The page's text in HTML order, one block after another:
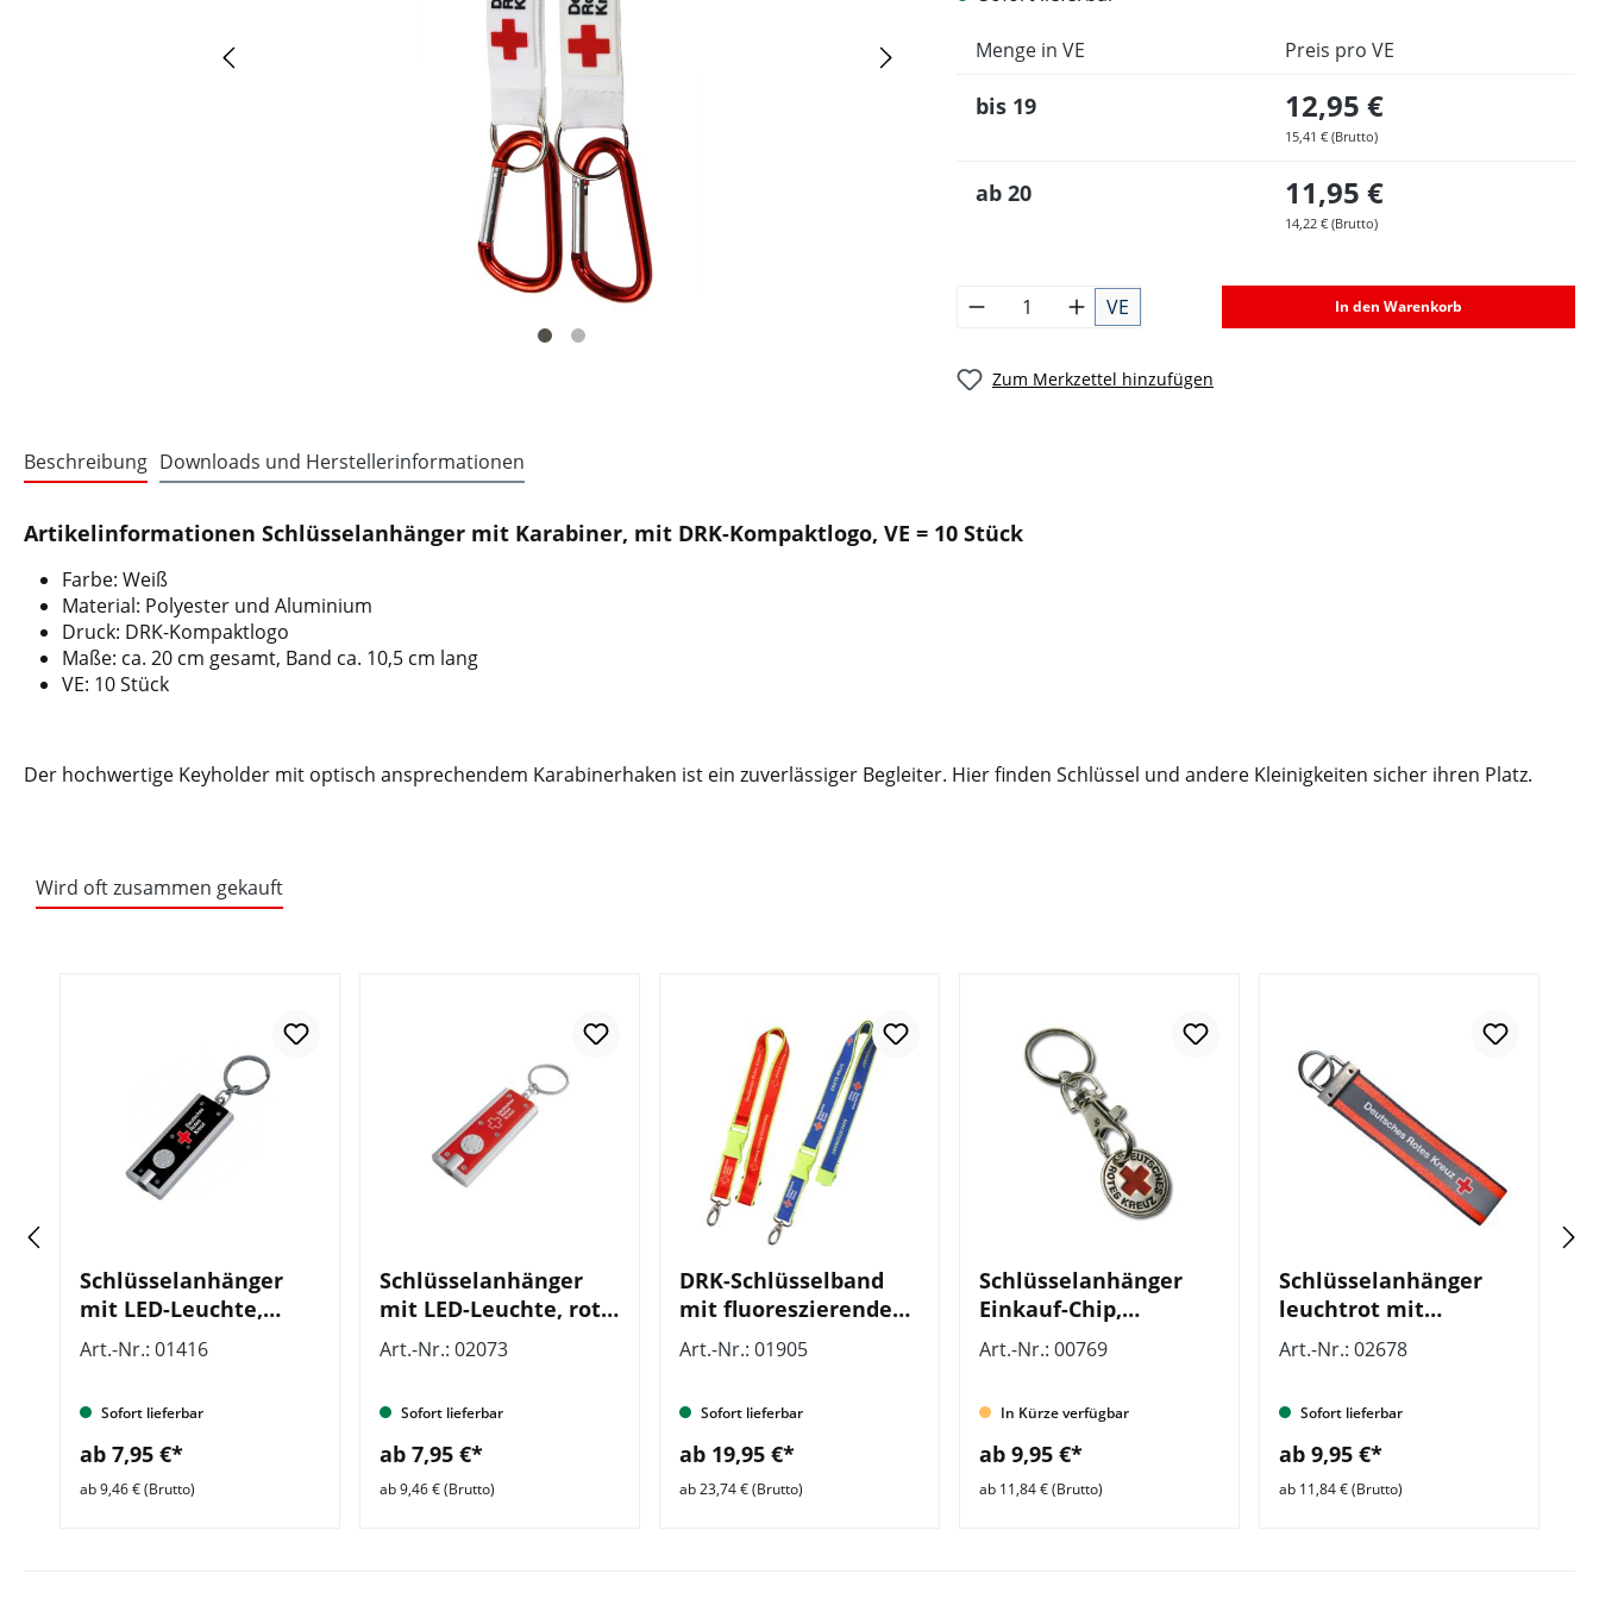
Menge in VE Preis pro VE
bis 19 12,95 €
15,41 € (Brutto)
ab 20 11,95 €
14,22 € (Brutto)
VE In den Warenkorb
Zum Merkzettel hinzufügen
Beschreibung Downloads und Herstellerinformationen
Artikelinformationen Schlüsselanhänger mit Karabiner, mit DRK-Kompaktlogo, VE = 10 Stück
Farbe: Weiß
Material: Polyester und Aluminium
Druck: DRK-Kompaktlogo
Maße: ca. 20 cm gesamt, Band ca. 10,5 cm lang
VE: 10 Stück
Der hochwertige Keyholder mit optisch ansprechendem Karabinerhaken ist ein zuverlässiger Begleiter. Hier finden Schlüssel und andere Kleinigkeiten sicher ihren Platz.
Wird oft zusammen gekauft
Schlüsselanhänger
mit LED-Leuchte,
schwarz, VE = 10 Stück
Art.-Nr.: 01416
Sofort lieferbar
ab 7,95 €*
ab 9,46 € (Brutto)
Schlüsselanhänger
mit LED-Leuchte, rot,
VE = 10 Stück
Art.-Nr.: 02073
Sofort lieferbar
ab 7,95 €*
ab 9,46 € (Brutto)
DRK-Schlüsselband
mit fluoreszierendem
Druck, VE = 10 Stück
Art.-Nr.: 01905
Sofort lieferbar
ab 19,95 €*
ab 23,74 € (Brutto)
Schlüsselanhänger
Einkauf-Chip,
Material: Metall, VE =
10 Stück
Art.-Nr.: 00769
In Kürze verfügbar
ab 9,95 €*
ab 11,84 € (Brutto)
Schlüsselanhänger
leuchtrot mit
Reflexstreifen, VE = 10
Stück
Art.-Nr.: 02678
Sofort lieferbar
ab 9,95 €*
ab 11,84 € (Brutto)